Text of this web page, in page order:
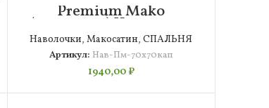
Premium Mako
(капучино) Наволочка
70х70
Наволочки,Макосатин,СПАЛЬНЯ
Артикул: Нав-Пм-70х70кап
1940,00₽